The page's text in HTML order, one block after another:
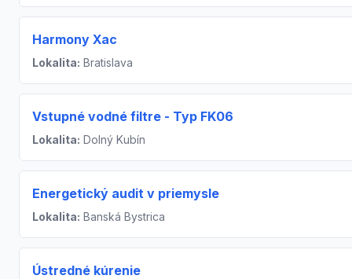
Harmony Xac
Lokalita: Bratislava
Vstupné vodné filtre - Typ FK06
Lokalita: Dolný Kubín
Energetický audit v priemysle
Lokalita: Banská Bystrica
Ústredné kúrenie